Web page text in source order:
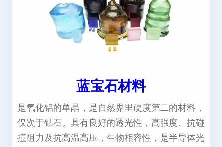
蓝宝石材料
是氧化铝的单晶，是自然界里硬度第二的材料，
仅次于钻石。具有良好的透光性，高强度、抗碰
撞阻力及抗高温高压，生物相容性，是半导体光